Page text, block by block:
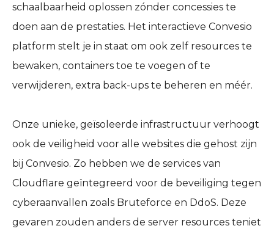
schaalbaarheid oplossen zónder concessies te
doen aan de prestaties. Het interactieve Convesio
platform stelt je in staat om ook zelf resources te
bewaken, containers toe te voegen of te
verwijderen, extra back-ups te beheren en méér.
Onze unieke, geïsoleerde infrastructuur verhoogt
ook de veiligheid voor alle websites die gehost zijn
bij Convesio. Zo hebben we de services van
Cloudflare geïntegreerd voor de beveiliging tegen
cyberaanvallen zoals Bruteforce en DdoS. Deze
gevaren zouden anders de server resources teniet